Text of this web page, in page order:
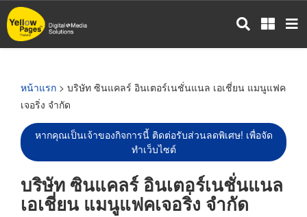
ข้าม
ไป
หน้าแรก > บริษัท ซินแคลร์ อินเตอร์เนชั่นแนล เอเชี่ยน แมนูแฟค
เจอริ่ง จำกัด
หากคุณเป็นเจ้าของกิจการนี้ ติดต่อรับส่วนลดพิเศษ! เพื่อจัด
ทำเว็บไซต์
บริษัท ซินแคลร์ อินเตอร์เนชั่นแนล
เอเชี่ยน แมนูแฟคเจอริ่ง จำกัด